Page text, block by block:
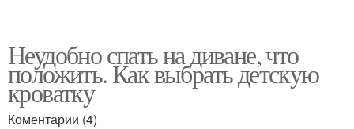
Неудобно спать на диване, что
положить. Как выбрать детскую
кроватку
Коментарии (4)